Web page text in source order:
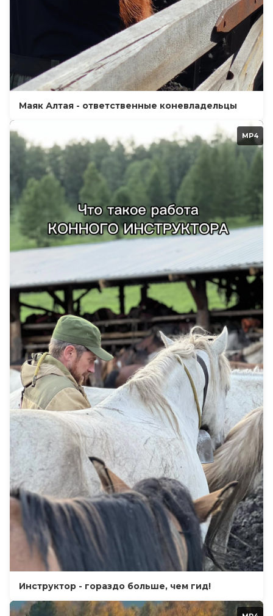
Маяк Алтая - ответственные коневладельцы
MP4
Инструктор - гораздо больше, чем гид!